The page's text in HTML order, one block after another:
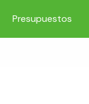
Presupuestos